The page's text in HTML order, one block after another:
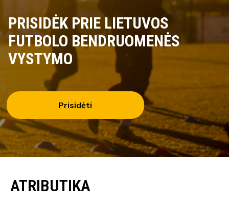
PRISIDĖK PRIE LIETUVOS
FUTBOLO BENDRUOMENĖS
VYSTYMO
Prisidėti
ATRIBUTIKA